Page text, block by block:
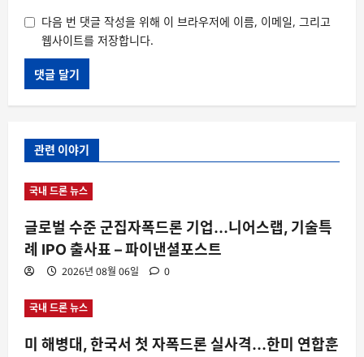
다음 번 댓글 작성을 위해 이 브라우저에 이름, 이메일, 그리고
웹사이트를 저장합니다.
관련 이야기
국내 드론 뉴스
글로벌 수준 군집자폭드론 기업…니어스랩, 기술특
례 IPO 출사표 – 파이낸셜포스트
2026년 08월 06일 0
국내 드론 뉴스
미 해병대, 한국서 첫 자폭드론 실사격…한미 연합훈